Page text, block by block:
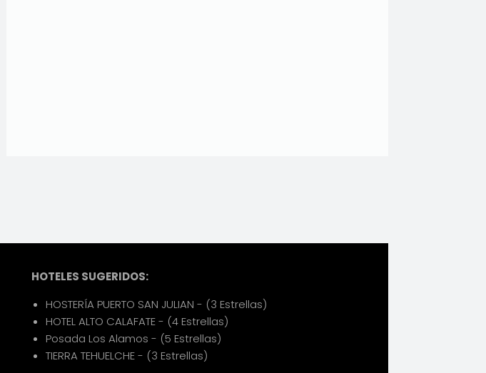
HOTELES SUGERIDOS:
HOSTERÍA PUERTO SAN JULIAN - (3 Estrellas)
HOTEL ALTO CALAFATE - (4 Estrellas)
Posada Los Alamos - (5 Estrellas)
TIERRA TEHUELCHE - (3 Estrellas)